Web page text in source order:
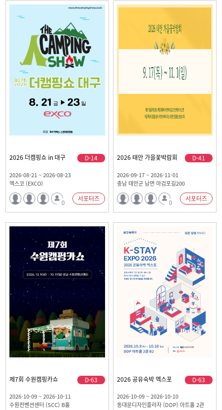
2026 더캠핑쇼 in 대구 D-14
2026-08-21 ~ 2026-08-23
엑스코 (EXCO)
0 서포터즈
2026 태안 가을꽃박람회 D-41
2026-09-17 ~ 2026-11-01
충남 태안군 남면 마검포길200
0 서포터즈
제7회 수원캠핑카쇼 D-63
2026-10-09 ~ 2026-10-11
수원컨벤션센터 (SCC) B홀
2026 공유숙박 엑스포 D-63
2026-10-09 ~ 2026-10-10
동대문디자인플라자 (DDP) 아트홀 2관